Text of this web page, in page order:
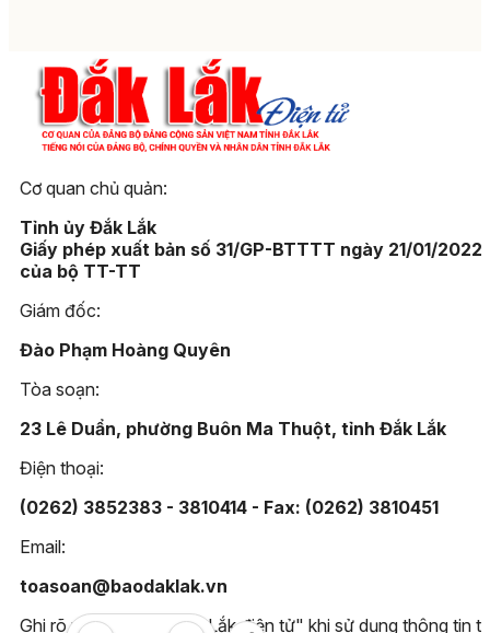
Cơ quan chủ quản:
Tỉnh ủy Đắk Lắk
Giấy phép xuất bản số 31/GP-BTTTT ngày 21/01/2022
của bộ TT-TT
Giám đốc:
Đào Phạm Hoàng Quyên
Tòa soạn:
23 Lê Duẩn, phường Buôn Ma Thuột, tỉnh Đắk Lắk
Điện thoại:
(0262) 3852383 - 3810414 - Fax: (0262) 3810451
Email:
toasoan@baodaklak.vn
Ghi rõ nguồn "Báo Đắk Lắk điện tử" khi sử dụng thông tin